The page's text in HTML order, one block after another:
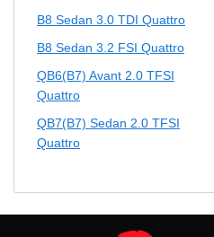
B8 Sedan 3.0 TDI Quattro
B8 Sedan 3.2 FSI Quattro
QB6(B7) Avant 2.0 TFSI
Quattro
QB7(B7) Sedan 2.0 TFSI
Quattro